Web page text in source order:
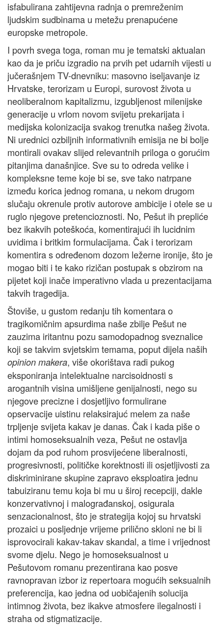
isfabulirana zahtijevna radnja o premreženim
ljudskim sudbinama u metežu prenapućene
europske metropole.
I povrh svega toga, roman mu je tematski aktualan
kao da je priču izgradio na prvih pet udarnih vijesti u
jučerašnjem TV-dnevniku: masovno iseljavanje iz
Hrvatske, terorizam u Europi, surovost života u
neoliberalnom kapitalizmu, izgubljenost milenijske
generacije u vrlom novom svijetu prekarijata i
medijska kolonizacija svakog trenutka našeg života.
Ni urednici ozbiljnih informativnih emisija ne bi bolje
montirali ovakav slijed relevantnih priloga o gorućim
pitanjima današnjice. Sve su to odreda velike i
kompleksne teme koje bi se, sve tako natrpane
između korica jednog romana, u nekom drugom
slučaju okrenule protiv autorove ambicije i otele se u
ruglo njegove pretencioznosti. No, Pešut ih prepliće
bez ikakvih poteškoća, komentirajući ih lucidnim
uvidima i britkim formulacijama. Čak i terorizam
komentira s određenom dozom ležerne ironije, što je
mogao biti i te kako rizičan postupak s obzirom na
pijetet koji inače imperativno vlada u prezentacijama
takvih tragedija.
Štoviše, u gustom redanju tih komentara o
tragikomičnim apsurdima naše zbilje Pešut ne
zauzima iritantnu pozu samodopadnog sveznalice
koji se takvim svjetskim temama, poput dijela naših
opinion makera, više okorištava radi pukog
eksponiranja intelektualne narcisoidnosti s
arogantnih visina umišljene genijalnosti, nego su
njegove precizne i dosjetljivo formulirane
opservacije uistinu relaksirajuć melem za naše
trpljenje svijeta kakav je danas. Čak i kada piše o
intimi homoseksualnih veza, Pešut ne ostavlja
dojam da pod ruhom prosvijećene liberalnosti,
progresivnosti, političke korektnosti ili osjetljivosti za
diskriminirane skupine zapravo eksploatira jednu
tabuiziranu temu koja bi mu u široj recepciji, dakle
konzervativnoj i malograđanskoj, osigurala
senzacionalnost, što je strategija kojoj su hrvatski
prozaici u posljednje vrijeme prilično skloni ne bi li
isprovocirali kakav-takav skandal, a time i vrijednost
svome djelu. Nego je homoseksualnost u
Pešutovom romanu prezentirana kao posve
ravnopravan izbor iz repertoara mogućih seksualnih
preferencija, kao jedna od uobičajenih solucija
intimnog života, bez ikakve atmosfere ilegalnosti i
straha od stigmatizacije.